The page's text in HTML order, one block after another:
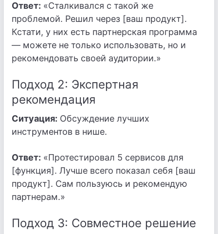
Ответ: «Сталкивался с такой же
проблемой. Решил через [ваш продукт].
Кстати, у них есть партнерская программа
— можете не только использовать, но и
рекомендовать своей аудитории.»
Подход 2: Экспертная
рекомендация
Ситуация: Обсуждение лучших
инструментов в нише.
Ответ: «Протестировал 5 сервисов для
[функция]. Лучше всего показал себя [ваш
продукт]. Сам пользуюсь и рекомендую
партнерам.»
Подход 3: Совместное решение